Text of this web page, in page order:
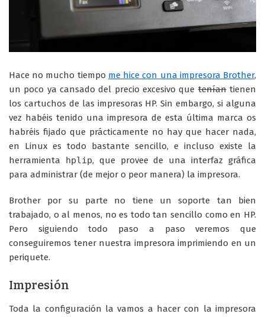
Hace no mucho tiempo me hice con una impresora Brother,
un poco ya cansado del precio excesivo queteníantienen
los cartuchos de las impresoras HP. Sin embargo, si alguna
vez habéis tenido una impresora de esta última marca os
habréis fijado que prácticamente no hay que hacer nada,
en Linux es todo bastante sencillo, e incluso existe la
herramienta hplip, que provee de una interfaz gráfica
para administrar (de mejor o peor manera) la impresora.
Brother por su parte no tiene un soporte tan bien
trabajado, o al menos, no es todo tan sencillo como en HP.
Pero siguiendo todo paso a paso veremos que
conseguiremos tener nuestra impresora imprimiendo en un
periquete.
Impresión
Toda la configuración la vamos a hacer con la impresora